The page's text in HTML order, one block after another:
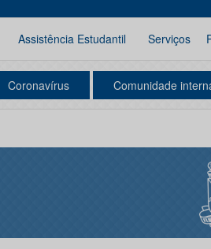
Assistência Estudantil Serviços
Coronavírus Comunidade